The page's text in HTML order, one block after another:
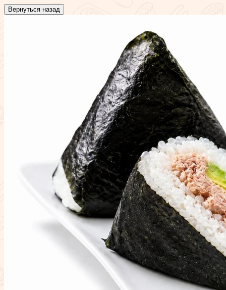
Вернуться назад